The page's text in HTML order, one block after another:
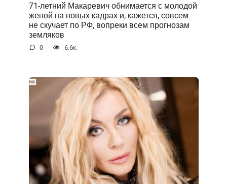
71-летний Макаревич обнимается с молодой
женой на новых кадрах и, кажется, совсем
не скучает по РФ, вопреки всем прогнозам
земляков
0 6.6к.